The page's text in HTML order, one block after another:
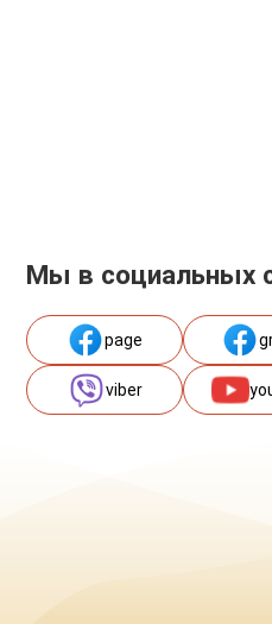
Мы в социальных
page
viber